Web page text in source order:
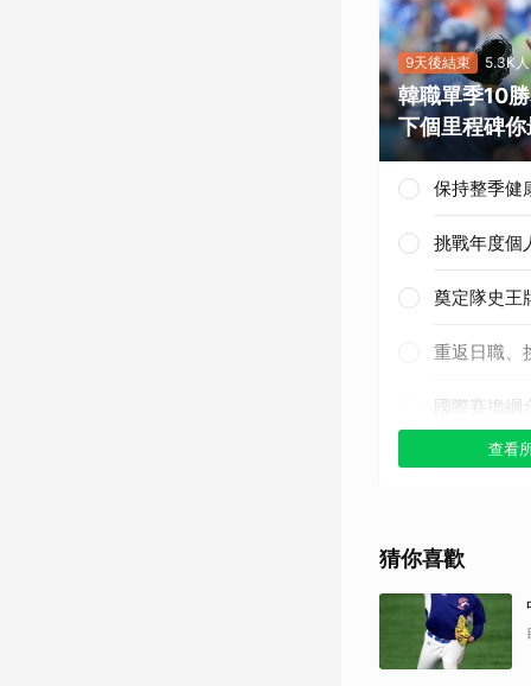
9天後結束 5.3K
韓職單季10
下個里程碑
保持整季健
挑戰年度個
奠定隊史王
重返日職、
國際賽擔綱
其他（歡
查看
猜你喜歡